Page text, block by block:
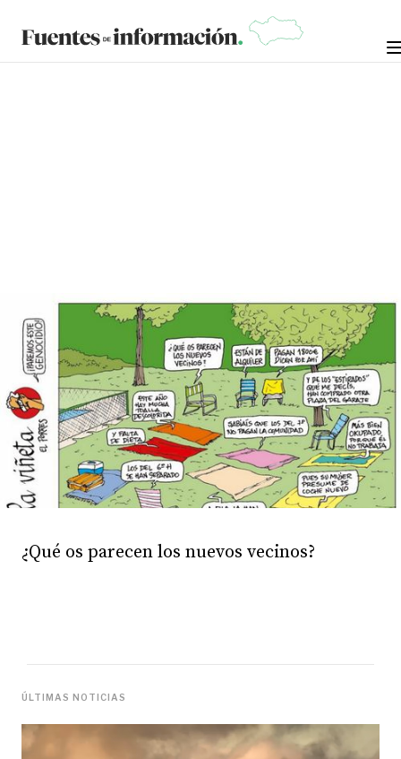
¿Qué os parecen los nuevos vecinos?
ÚLTIMAS NOTICIAS